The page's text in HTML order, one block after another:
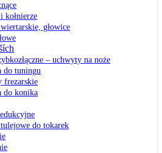
kołnierze
głowice
– uchwyty na noże
do tuningu
frezarskie
do konika
do tokarek